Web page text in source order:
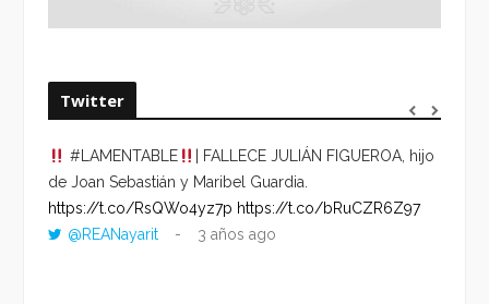
Twitter
#LAMENTABLE
| FALLECE JULIÁN FIGUEROA, hijo
de Joan Sebastián y Maribel Guardia.
https://t.co/RsQWo4yz7p https://t.co/bRuCZR6Z97
@REANayarit
3 años ago